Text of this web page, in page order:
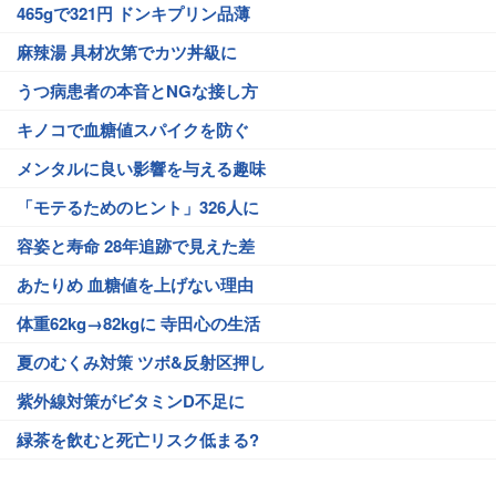
465gで321円 ドンキプリン品薄
麻辣湯 具材次第でカツ丼級に
うつ病患者の本音とNGな接し方
キノコで血糖値スパイクを防ぐ
メンタルに良い影響を与える趣味
「モテるためのヒント」326人に
容姿と寿命 28年追跡で見えた差
あたりめ 血糖値を上げない理由
体重62kg→82kgに 寺田心の生活
夏のむくみ対策 ツボ&反射区押し
紫外線対策がビタミンD不足に
緑茶を飲むと死亡リスク低まる?